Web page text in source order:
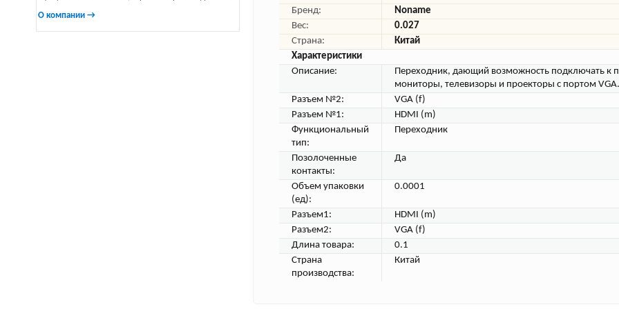
О компании →
Бренд:
Noname
Вес:
0.027
Страна:
Китай
Характеристики
Описание:
Переходник, дающий возможность подключать к
мониторы, телевизоры и проекторы с портом VGA.
Разъем №2:
VGA (f)
Разъем №1:
HDMI (m)
Функциональный
тип:
Переходник
Позолоченные
контакты:
Да
Объем упаковки
(ед):
0.0001
Разъем1:
HDMI (m)
Разъем2:
VGA (f)
Длина товара:
0.1
Страна
производства:
Китай